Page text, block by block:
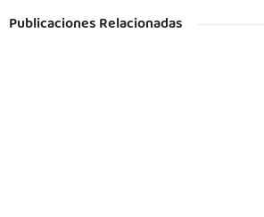
Publicaciones Relacionadas